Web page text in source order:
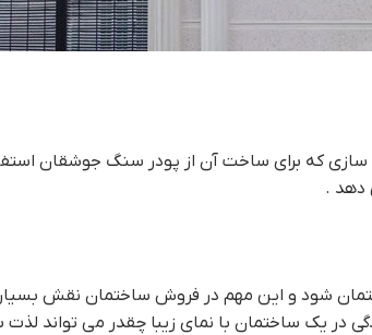
سازی که برای ساخت آن از پودر سنگ جوشقان
دهد .
شود و این مهم در فروش ساختمان نقش بسیار
در یک ساختمان با نمای زیبا چقدر می تواند